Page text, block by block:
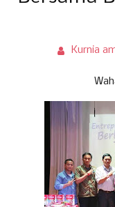
Kurnia